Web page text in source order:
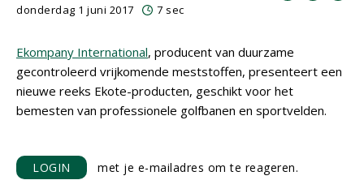
donderdag 1 juni 2017 7 sec
Ekompany International, producent van duurzame
gecontroleerd vrijkomende meststoffen, presenteert een
nieuwe reeks Ekote-producten, geschikt voor het
bemesten van professionele golfbanen en sportvelden.
LOGIN met je e-mailadres om te reageren.